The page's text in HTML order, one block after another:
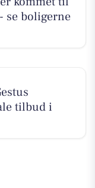
se boligerne
tilbud i